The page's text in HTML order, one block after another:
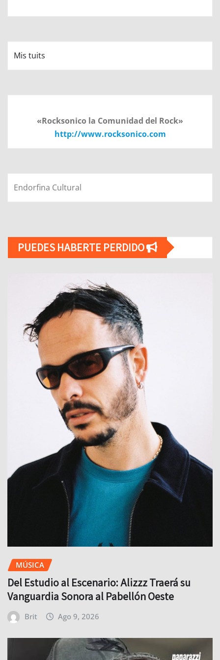
Mis tuits
«Rocksonico la Comunidad del Rock»
http://www.rocksonico.com
Endorfina Cultural
PUEDES HABERTE PERDIDO
MÚSICA
Del Estudio al Escenario: Alizzz Traerá su
Vanguardia Sonora al Pabellón Oeste
Brit Ago 9, 2026